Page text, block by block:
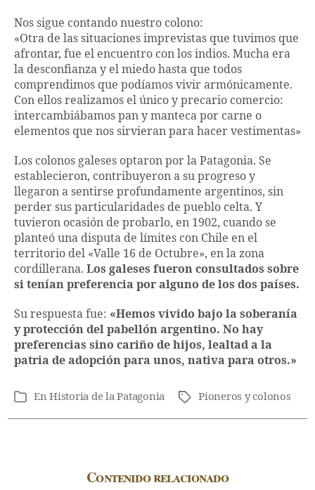
Nos sigue contando nuestro colono:
«Otra de las situaciones imprevistas que tuvimos que
afrontar, fue el encuentro con los indios. Mucha era
la desconfianza y el miedo hasta que todos
comprendimos que podíamos vivir armónicamente.
Con ellos realizamos el único y precario comercio:
intercambiábamos pan y manteca por carne o
elementos que nos sirvieran para hacer vestimentas»
Los colonos galeses optaron por la Patagonia. Se
establecieron, contribuyeron a su progreso y
llegaron a sentirse profundamente argentinos, sin
perder sus particularidades de pueblo celta. Y
tuvieron ocasión de probarlo, en 1902, cuando se
planteó una disputa de límites con Chile en el
territorio del «Valle 16 de Octubre», en la zona
cordillerana. Los galeses fueron consultados sobre
si tenían preferencia por alguno de los dos países.
Su respuesta fue: «Hemos vivido bajo la soberanía
y protección del pabellón argentino. No hay
preferencias sino cariño de hijos, lealtad a la
patria de adopción para unos, nativa para otros.»
Categorías
EnHistoria de la Patagonia Etiquetas
Pioneros y colonos
Contenido relacionado